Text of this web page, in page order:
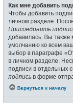
Как мне добавить
Чтобы добавить
личном разделе.
Присоединить
добавилась. Вы также
умолчанию ко всем
выбор в параграфе
в личном разделе.
подписи в отдельных
подпись в форме
Вернуться к началу